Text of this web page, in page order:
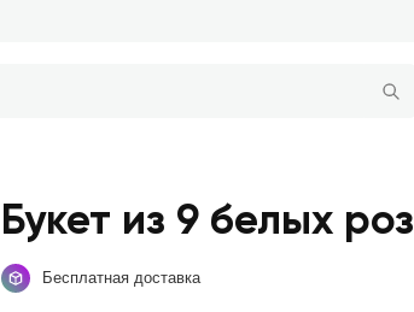
Букет из 9 белых роз
Бесплатная доставка